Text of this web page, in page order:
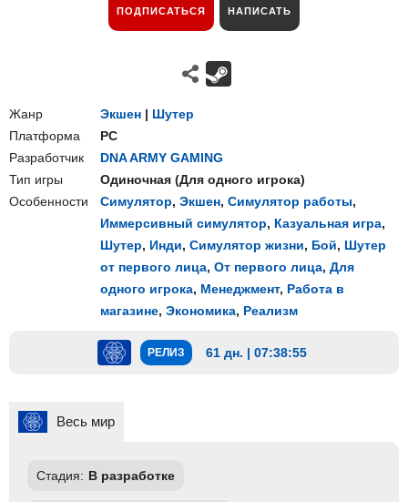
ПОДПИСАТЬСЯ НАПИСАТЬ
Жанр Экшен | Шутер
Платформа
PC
Разработчик
DNA ARMY GAMING
Тип игры
Одиночная (Для одного игрока)
Особенности
Симулятор, Экшен, Симулятор работы,
Иммерсивный симулятор, Казуальная игра,
Шутер, Инди, Симулятор жизни, Бой, Шутер
от первого лица, От первого лица, Для
одного игрока, Менеджмент, Работа в
магазине, Экономика, Реализм
РЕЛИЗ 61 дн. | 07:38:54
Весь мир
Стадия: В разработке